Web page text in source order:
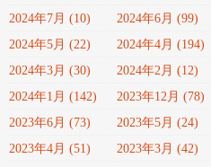
2024年7月 (10)
2024年6月 (99)
2024年5月 (22)
2024年4月 (194)
2024年3月 (30)
2024年2月 (12)
2024年1月 (142)
2023年12月 (78)
2023年6月 (73)
2023年5月 (24)
2023年4月 (51)
2023年3月 (42)